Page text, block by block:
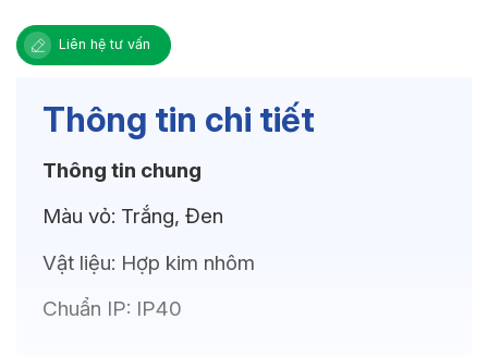
Liên hệ tư vấn
Thông tin chi tiết
Thông tin chung
Màu vỏ: Trắng, Đen
Vật liệu: Hợp kim nhôm
Chuẩn IP: IP40